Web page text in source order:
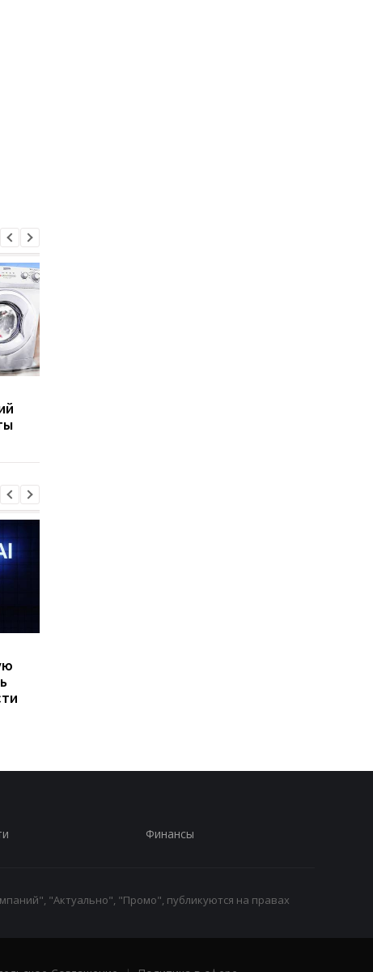
Финансы
"Актуально", "Промо", публикуются на правах